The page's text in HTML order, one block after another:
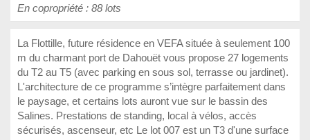
En copropriété : 88 lots
La Flottille, future résidence en VEFA située à seulement 100
m du charmant port de Dahouët vous propose 27 logements
du T2 au T5 (avec parking en sous sol, terrasse ou jardinet).
L'architecture de ce programme s’intègre parfaitement dans
le paysage, et certains lots auront vue sur le bassin des
Salines. Prestations de standing, local à vélos, accès
sécurisés, ascenseur, etc Le lot 007 est un T3 d'une surface